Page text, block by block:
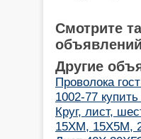
Смотрите
Другие
Проволока
1002-77
Круг, лист,
15ХМ, 15Х5М,